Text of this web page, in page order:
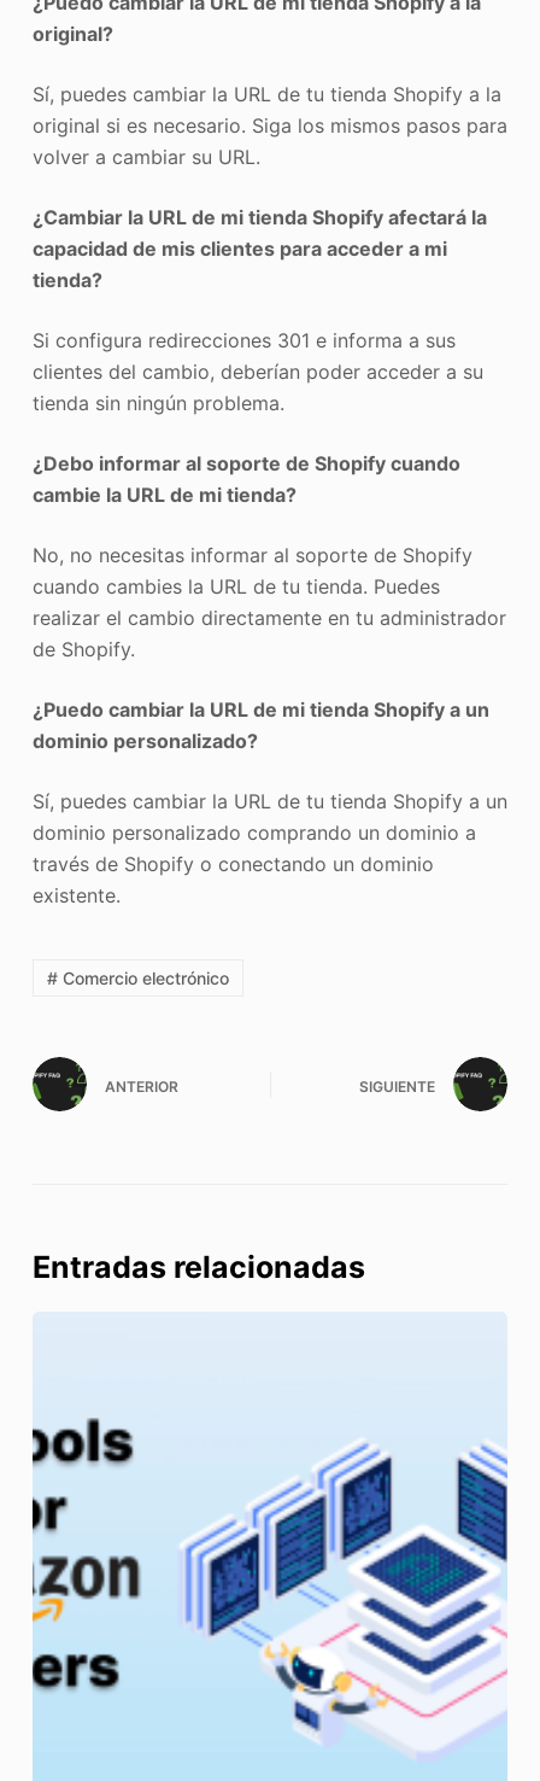
original?
Sí, puedes cambiar la URL de tu tienda Shopify a la
original si es necesario. Siga los mismos pasos para
volver a cambiar su URL.
¿Cambiar la URL de mi tienda Shopify afectará la
capacidad de mis clientes para acceder a mi
tienda?
Si configura redirecciones 301 e informa a sus
clientes del cambio, deberían poder acceder a su
tienda sin ningún problema.
¿Debo informar al soporte de Shopify cuando
cambie la URL de mi tienda?
No, no necesitas informar al soporte de Shopify
cuando cambies la URL de tu tienda. Puedes
realizar el cambio directamente en tu administrador
de Shopify.
¿Puedo cambiar la URL de mi tienda Shopify a un
dominio personalizado?
Sí, puedes cambiar la URL de tu tienda Shopify a un
dominio personalizado comprando un dominio a
través de Shopify o conectando un dominio
existente.
# Comercio electrónico
ANTERIOR SIGUIENTE
Entradas relacionadas